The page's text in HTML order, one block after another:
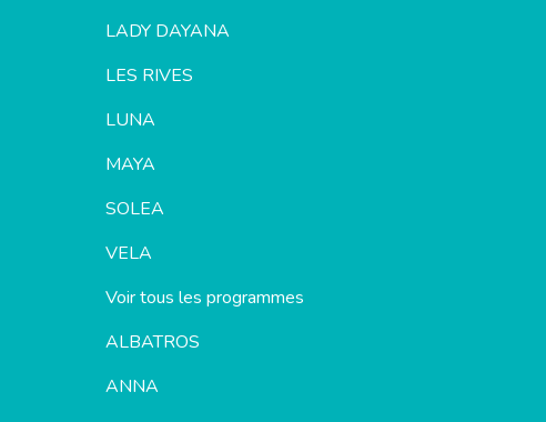
LADY DAYANA
LES RIVES
LUNA
MAYA
SOLEA
VELA
Voir tous les programmes
ALBATROS
ANNA